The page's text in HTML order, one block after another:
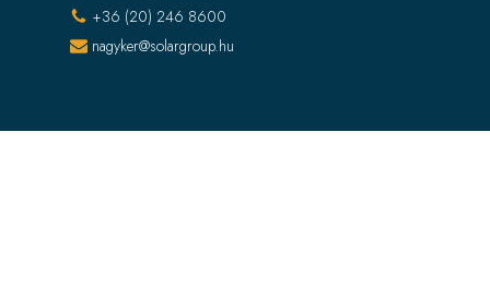
+36 (20) 246 8600
nagyker@solargroup.hu